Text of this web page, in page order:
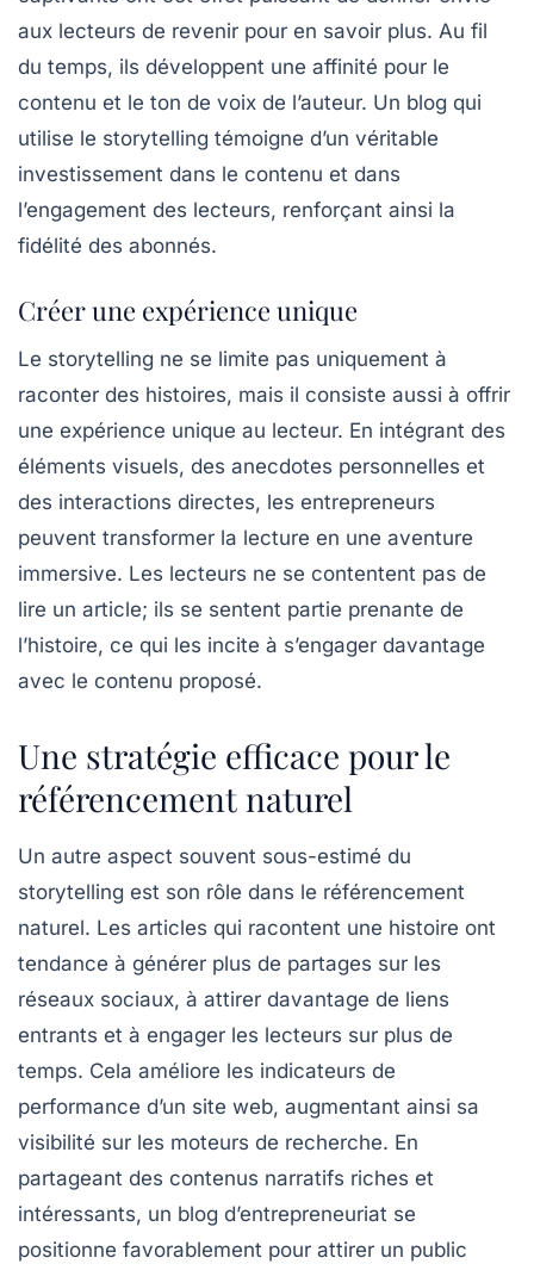
aux lecteurs de revenir pour en savoir plus. Au fil
du temps, ils développent une affinité pour le
contenu et le ton de voix de l’auteur. Un blog qui
utilise le storytelling témoigne d’un véritable
investissement dans le contenu et dans
l’engagement des lecteurs, renforçant ainsi la
fidélité des abonnés.
Créer une expérience unique
Le storytelling ne se limite pas uniquement à
raconter des histoires, mais il consiste aussi à offrir
une expérience unique au lecteur. En intégrant des
éléments visuels, des anecdotes personnelles et
des interactions directes, les entrepreneurs
peuvent transformer la lecture en une aventure
immersive. Les lecteurs ne se contentent pas de
lire un article; ils se sentent partie prenante de
l’histoire, ce qui les incite à s’engager davantage
avec le contenu proposé.
Une stratégie efficace pour le
référencement naturel
Un autre aspect souvent sous-estimé du
storytelling est son rôle dans le référencement
naturel. Les articles qui racontent une histoire ont
tendance à générer plus de partages sur les
réseaux sociaux, à attirer davantage de liens
entrants et à engager les lecteurs sur plus de
temps. Cela améliore les indicateurs de
performance d’un site web, augmentant ainsi sa
visibilité sur les moteurs de recherche. En
partageant des contenus narratifs riches et
intéressants, un blog d’entrepreneuriat se
positionne favorablement pour attirer un public